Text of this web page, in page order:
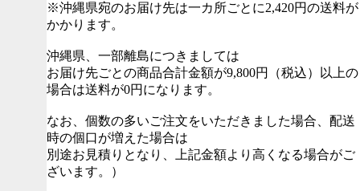
※沖縄県宛のお届け先は一カ所ごとに2,420円の送料が
かかります。
沖縄県、一部離島につきましては
お届け先ごとの商品合計金額が9,800円（税込）以上の
場合は送料が0円になります。
なお、個数の多いご注文をいただきました場合、配送
時の個口が増えた場合は
別途お見積りとなり、上記金額より高くなる場合がご
ざいます。）